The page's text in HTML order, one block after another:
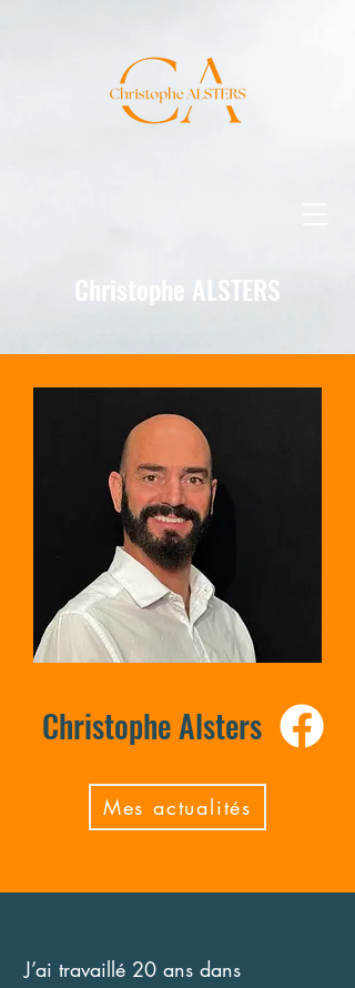
Christophe ALSTERS
Christophe Alsters
Mes actualités
J’ai travaillé 20 ans dans